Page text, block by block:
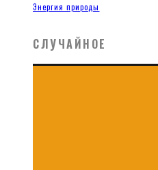
Энергия природы
СЛУЧАЙНОЕ